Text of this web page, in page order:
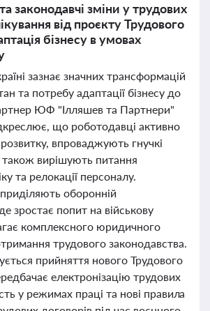
законодавчі зміни у трудових
від проєкту Трудового
бізнесу в умовах
зазнає значних трансформацій
та потребу адаптації бізнесу до
ЮФ "Ілляшев та Партнери"
що роботодавці активно
впроваджують гнучкі
вирішують питання
та релокації персоналу.
оборонній
зростає попит на військову
комплексного юридичного
трудового законодавства.
прийняття нового Трудового
електронізацію трудових
у режимах праці та нові правила